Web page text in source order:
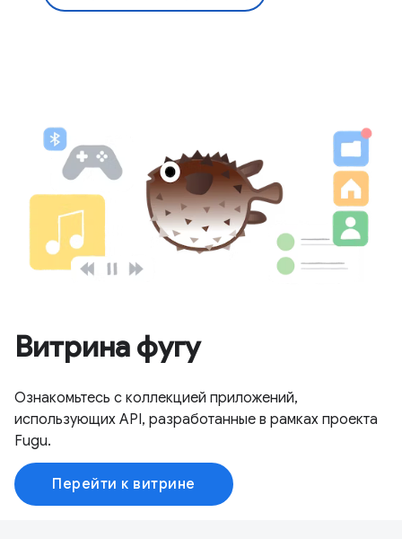
Витрина фугу
Ознакомьтесь с коллекцией приложений,
использующих API, разработанные в рамках проекта
Fugu.
Перейти к витрине